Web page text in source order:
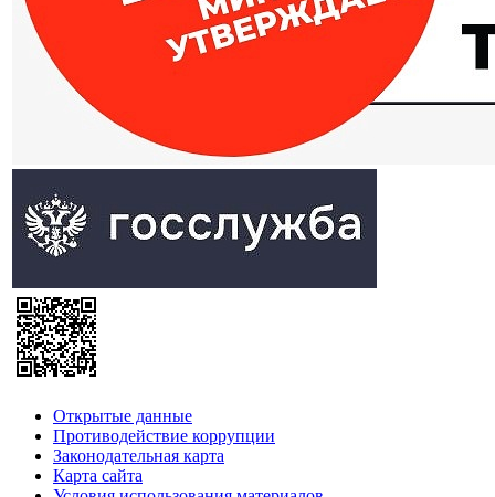
Открытые данные
Противодействие коррупции
Законодательная карта
Карта сайта